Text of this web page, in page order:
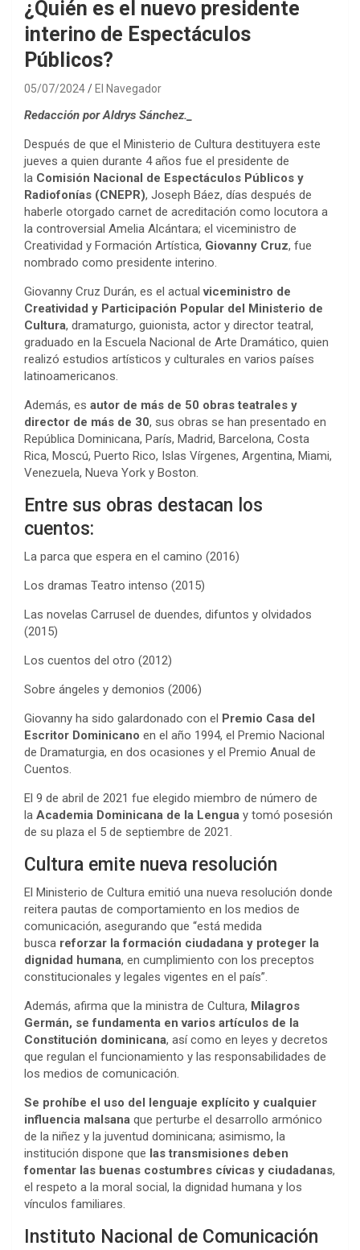
¿Quién es el nuevo presidente
interino de Espectáculos
Públicos?
05/07/2024 El Navegador
Redacción por Aldrys Sánchez._
Después de que el Ministerio de Cultura destituyera este
jueves a quien durante 4 años fue el presidente de
la Comisión Nacional de Espectáculos Públicos y
Radiofonías (CNEPR), Joseph Báez, días después de
haberle otorgado carnet de acreditación como locutora a
la controversial Amelia Alcántara; el viceministro de
Creatividad y Formación Artística, Giovanny Cruz, fue
nombrado como presidente interino.
Giovanny Cruz Durán, es el actualviceministro de
Creatividad y Participación Popular del Ministerio de
Cultura, dramaturgo, guionista, actor y director teatral,
graduado en la Escuela Nacional de Arte Dramático, quien
realizó estudios artísticos y culturales en varios países
latinoamericanos.
Además, es autor de más de 50 obras teatrales y
director de más de 30, sus obras se han presentado en
República Dominicana, París, Madrid, Barcelona, Costa
Rica, Moscú, Puerto Rico, Islas Vírgenes, Argentina, Miami,
Venezuela, Nueva York y Boston.
Entre sus obras destacan los
cuentos:
La parca que espera en el camino (2016)
Los dramas Teatro intenso (2015)
Las novelas Carrusel de duendes, difuntos y olvidados
(2015)
Los cuentos del otro (2012)
Sobre ángeles y demonios (2006)
Giovanny ha sido galardonado con el Premio Casa del
Escritor Dominicano en el año 1994, el Premio Nacional
de Dramaturgia, en dos ocasiones y el Premio Anual de
Cuentos.
El 9 de abril de 2021 fue elegido miembro de número de
la Academia Dominicana de la Lengua y tomó posesión
de su plaza el 5 de septiembre de 2021.
Cultura emite nueva resolución
El Ministerio de Cultura emitió una nueva resolución donde
reitera pautas de comportamiento en los medios de
comunicación, asegurando que “está medida
busca reforzar la formación ciudadana y proteger la
dignidad humana, en cumplimiento con los preceptos
constitucionales y legales vigentes en el país”.
Además, afirma que la ministra de Cultura, Milagros
Germán, se fundamenta en varios artículos de la
Constitución dominicana, así como en leyes y decretos
que regulan el funcionamiento y las responsabilidades de
los medios de comunicación.
Se prohíbe el uso del lenguaje explícito y cualquier
influencia malsana que perturbe el desarrollo armónico
de la niñez y la juventud dominicana; asimismo, la
institución dispone que las transmisiones deben
fomentar las buenas costumbres cívicas y ciudadanas,
el respeto a la moral social, la dignidad humana y los
vínculos familiares.
Instituto Nacional de Comunicación